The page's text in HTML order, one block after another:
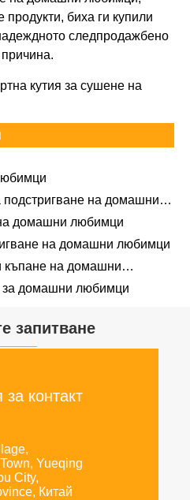
продукти, биха ги купили
следпродажбено
кутия за сушене на
подстригване на домашни
домашни любимци
на домашни любимци
къпане на домашни
за домашни любимци
запитване
контакт
Yueqing
City,
Китай